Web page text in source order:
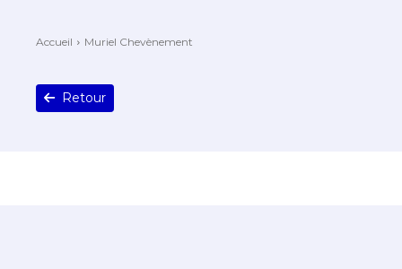
Accueil Muriel Chevènement
Retour